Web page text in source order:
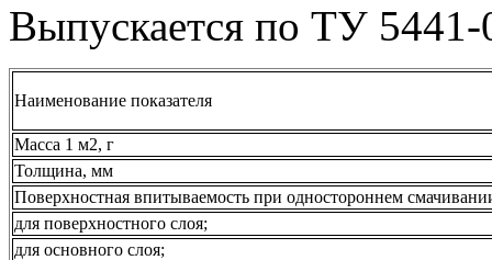
Выпускается по ТУ
Наименование показателя
Масса 1 м2, г
Толщина, мм
Поверхностная впитываемость при одностороннем
для поверхностного слоя;
для основного слоя;